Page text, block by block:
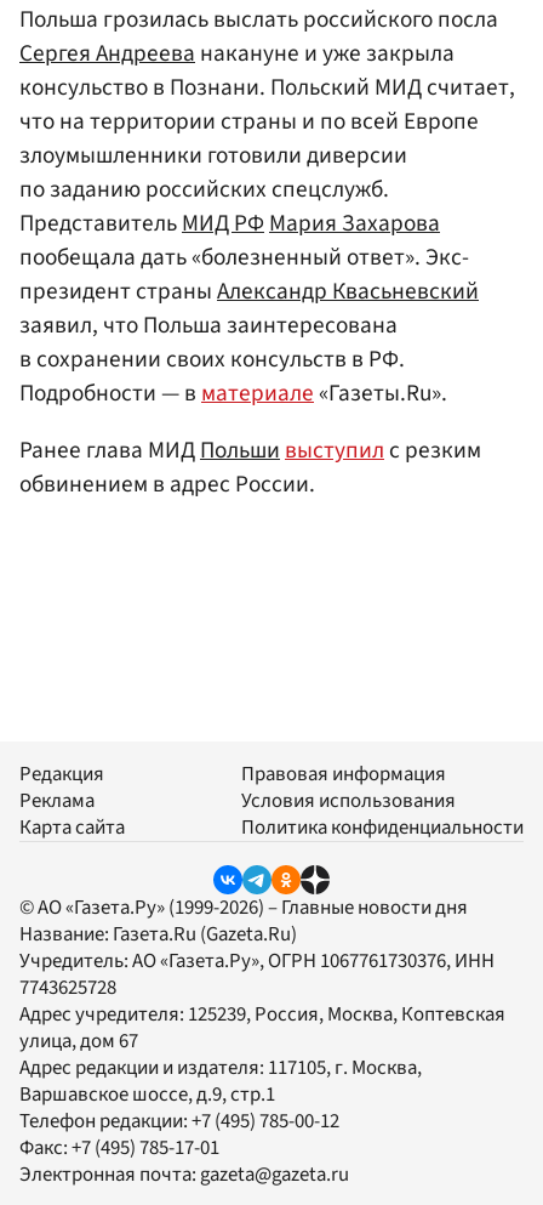
Польша грозилась выслать российского посла
Сергея Андреева накануне и уже закрыла
консульство в Познани. Польский МИД считает,
что на территории страны и по всей Европе
злоумышленники готовили диверсии
по заданию российских спецслужб.
ПредставительМИДРФМария Захарова
пообещала дать «болезненный ответ». Экс-
президент страныАлександр Квасьневский
заявил, что Польша заинтересована
в сохранении своих консульств в РФ.
Подробности — в материале«Газеты.Ru».
Ранее глава МИДПольшивыступилс резким
обвинением в адрес России.
Редакция
Реклама
Карта сайта
Правовая информация
Условия использования
Политика конфиденциальности
© АО «Газета.Ру» (1999-2026) – Главные новости дня
Название: Газета.Ru (Gazeta.Ru)
Учредитель:АО «Газета.Ру», ОГРН 1067761730376, ИНН
7743625728
Адрес учредителя: 125239, Россия, Москва, Коптевская
улица, дом 67
Адрес редакции и издателя: 117105, г. Москва,
Варшавское шоссе, д.9, стр.1
Телефон редакции:+7 (495) 785-00-12
Факс:+7 (495) 785-17-01
Электронная почта:gazeta@gazeta.ru